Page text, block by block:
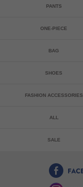
PANTS
ONE-PIECE
BAG
SHOES
FASHION ACCESSORIES
ALL
SALE